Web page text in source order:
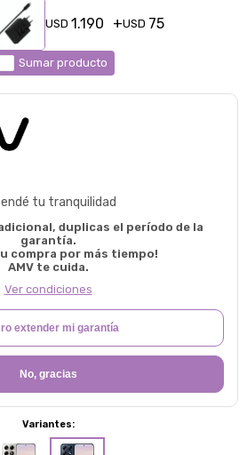
USD 1.190 USD 75
Sumar producto
tu tranquilidad
duplicas el período de la
garantía.
compra por más tiempo!
AMV te cuida.
Ver condiciones
extender mi garantía
No, gracias
Variantes: